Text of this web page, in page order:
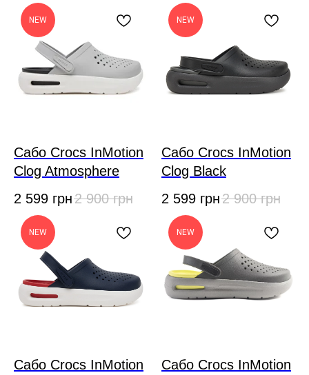
NEW
Сабо Crocs InMotion
Clog Atmosphere
2 599 грн2 900 грн
NEW
Сабо Crocs InMotion
Clog Black
2 599 грн2 900 грн
NEW
Сабо Crocs InMotion
NEW
Сабо Crocs InMotion